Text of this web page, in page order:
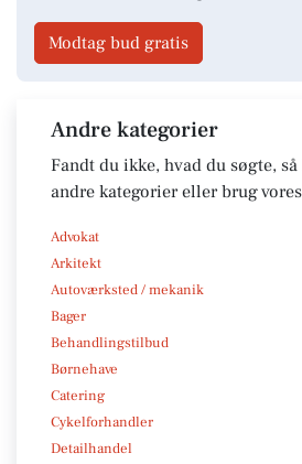
Modtag bud gratis
Andre kategorier
Fandt du ikke, hvad du søgte,
andre kategorier eller brug vores
Advokat
Arkitekt
Autoværksted / mekanik
Bager
Behandlingstilbud
Børnehave
Catering
Cykelforhandler
Detailhandel